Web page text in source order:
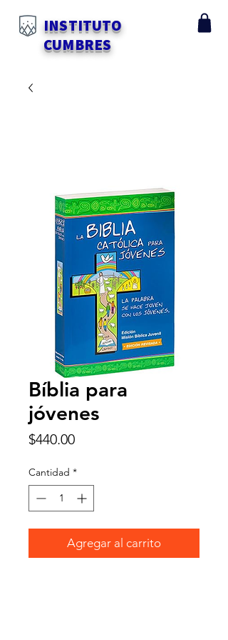
INSTITUTO
CUMBRES
Bíblia para
jóvenes
$440.00Precio
Cantidad *
Agregar al carrito